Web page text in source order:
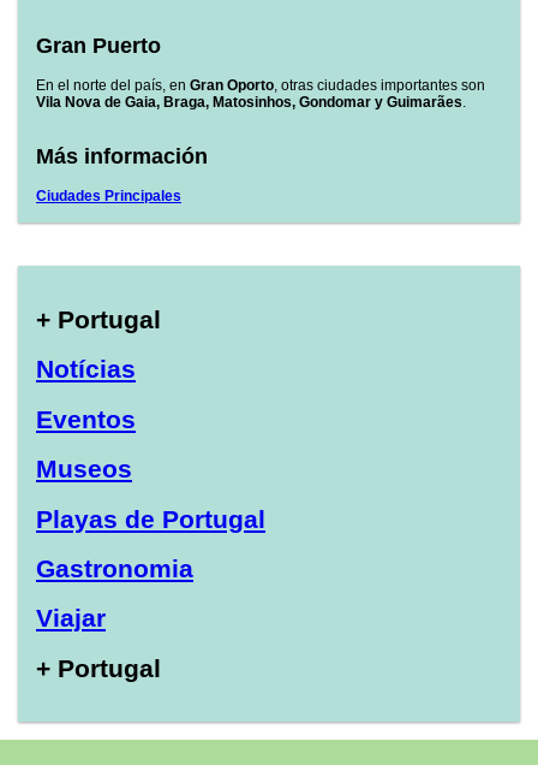
Gran Puerto
En el norte del país, en Gran Oporto , otras ciudades importantes son
Vila Nova de Gaia, Braga, Matosinhos, Gondomar y Guimarães
Más información
Ciudades Principales
+ Portugal
Notícias
Eventos
Museos
Playas de Portugal
Gastronomia
Viajar
+ Portugal